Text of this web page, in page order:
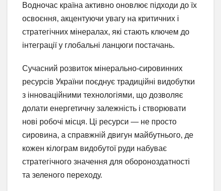
Водночас країна активно оновлює підходи до їх
освоєння, акцентуючи увагу на критичних і
стратегічних мінералах, які стають ключем до
інтеграції у глобальні ланцюги постачань.
Сучасний розвиток мінерально-сировинних
ресурсів України поєднує традиційні видобутки
з інноваційними технологіями, що дозволяє
долати енергетичну залежність і створювати
нові робочі місця. Ці ресурси — не просто
сировина, а справжній двигун майбутнього, де
кожен кілограм видобутої руди набуває
стратегічного значення для обороноздатності
та зеленого переходу.